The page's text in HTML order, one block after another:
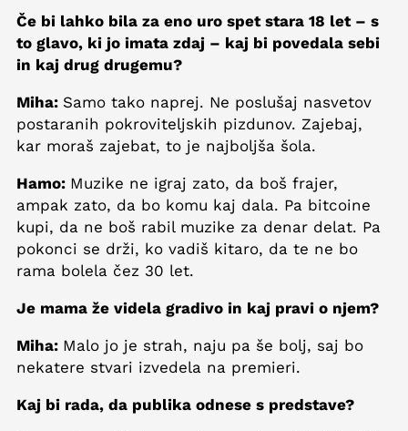
Če bi lahko bila za eno uro spet stara 18 let – s
to glavo, ki jo imata zdaj – kaj bi povedala sebi
in kaj drug drugemu?
Miha: Samo tako naprej. Ne poslušaj nasvetov
postaranih pokroviteljskih pizdunov. Zajebaj,
kar moraš zajebat, to je najboljša šola.
Hamo: Muzike ne igraj zato, da boš frajer,
ampak zato, da bo komu kaj dala. Pa bitcoine
kupi, da ne boš rabil muzike za denar delat. Pa
pokonci se drži, ko vadiš kitaro, da te ne bo
rama bolela čez 30 let.
Je mama že videla gradivo in kaj pravi o njem?
Miha: Malo jo je strah, naju pa še bolj, saj bo
nekatere stvari izvedela na premieri.
Kaj bi rada, da publika odnese s predstave?